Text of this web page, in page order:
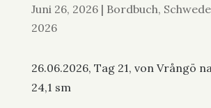
Juni 26, 2026| Bordbuch,
2026
26.06.2026, Tag 21, von Vrångö
24,1 sm